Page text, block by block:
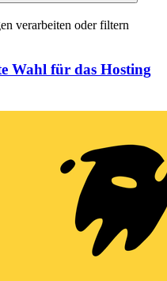
verarbeiten oder filtern
Wahl für das Hosting